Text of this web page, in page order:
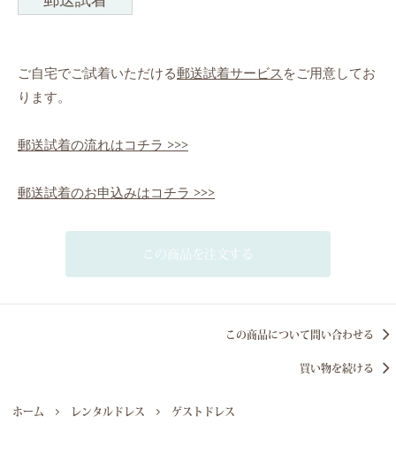
ご自宅でご試着いただける郵送試着サービス をご用意してお
ります。
郵送試着の流れはコチラ >>>
郵送試着のお申込みはコチラ >>>
この商品を注文する
この商品について問い合わせる
買い物を続ける
ホーム レンタルドレス ゲストドレス